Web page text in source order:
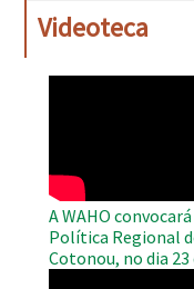
Videoteca
A WAHO
Política Regional
Cotonou, no dia 23